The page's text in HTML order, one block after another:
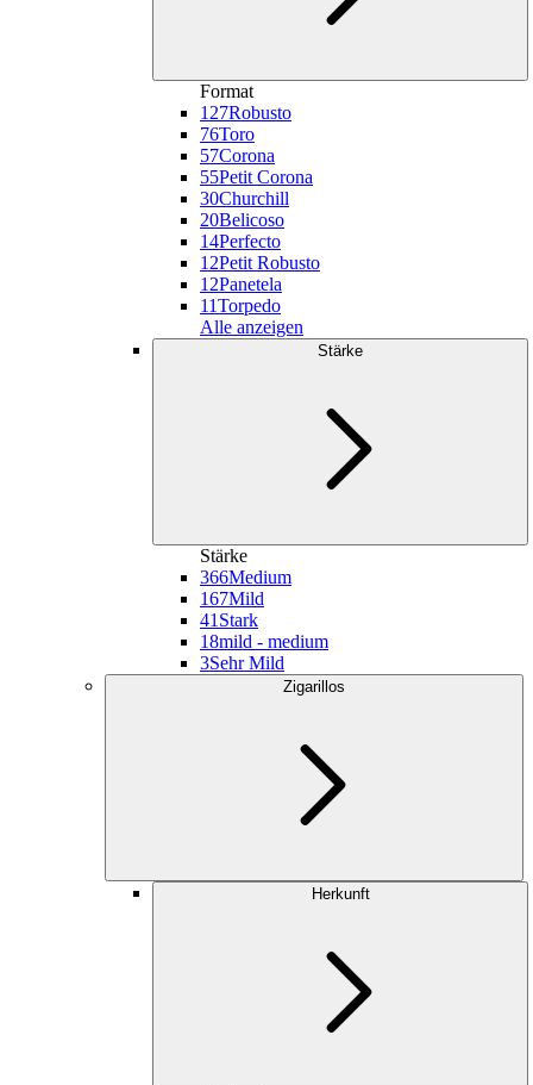
Format
127Robusto
76Toro
57Corona
55Petit Corona
30Churchill
20Belicoso
14Perfecto
12Petit Robusto
12Panetela
11Torpedo
Alle anzeigen
Stärke
Stärke
366Medium
167Mild
41 Stark
18mild - medium
3Sehr Mild
Zigarillos
Herkunft